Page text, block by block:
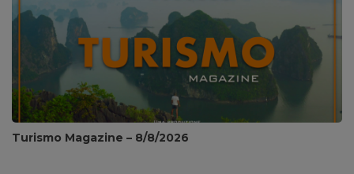
Turismo Magazine – 8/8/2026